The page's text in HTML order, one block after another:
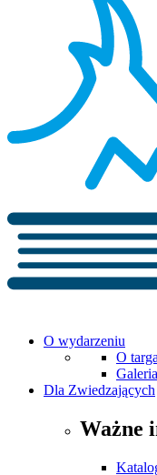
O wydarzeniu
O
Galeria
Dla Zwiedzających
Ważne